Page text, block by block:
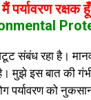
मैं पर्यावरण रक्षक हूँ
संबंध रहा है।
मुझे इस बात की
पर्यावरण को